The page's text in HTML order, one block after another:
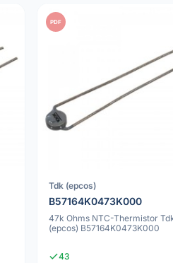
PDF
Tdk (epcos)
B57164K0473K000
47k Ohms NTC-Thermistor
(epcos) B57164K0473K000
43